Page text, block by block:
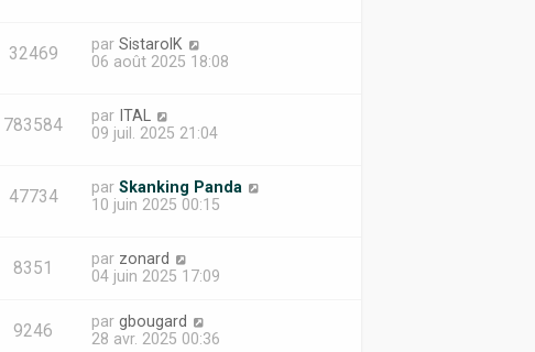
32469 par SistarolK
06 août 2025 18:08
783584 par ITAL
09 juil. 2025 21:04
47734 par Skanking Panda
10 juin 2025 00:15
8351 par zonard
04 juin 2025 17:09
9246 par gbougard
28 avr. 2025 00:36